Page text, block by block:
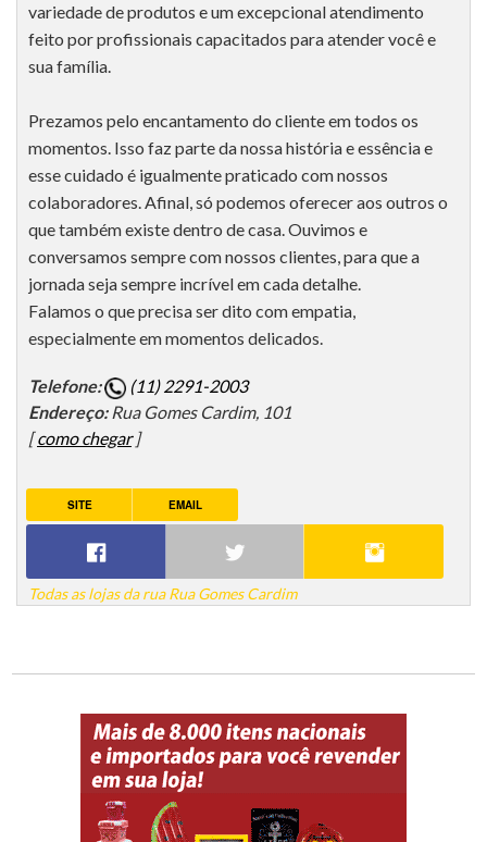
variedade de produtos e um excepcional atendimento
feito por profissionais capacitados para atender você e
sua família.
Prezamos pelo encantamento do cliente em todos os
momentos. Isso faz parte da nossa história e essência e
esse cuidado é igualmente praticado com nossos
colaboradores. Afinal, só podemos oferecer aos outros o
que também existe dentro de casa. Ouvimos e
conversamos sempre com nossos clientes, para que a
jornada seja sempre incrível em cada detalhe.
Falamos o que precisa ser dito com empatia,
especialmente em momentos delicados.
Telefone:
(11) 2291-2003
Endereço: Rua Gomes Cardim, 101
[como chegar]
SITE EMAIL
Todas as lojas da rua Rua Gomes Cardim